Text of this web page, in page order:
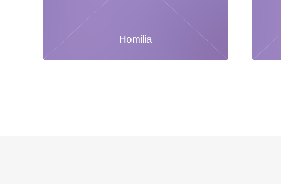
Homilia